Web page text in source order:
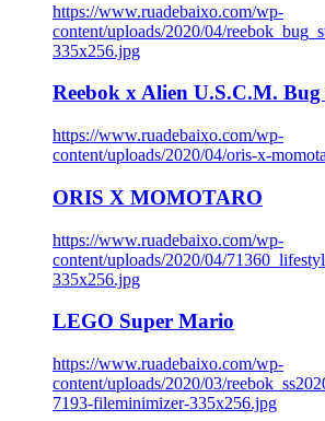
https://www.ruadebaixo.com/wp-
content/uploads/2020/04/
335x256.jpg
Reebok x Alien U.S.C.M.
https://www.ruadebaixo.com/wp-
content/uploads/2020/04/oris-x-
ORIS X MOMOTARO
https://www.ruadebaixo.com/wp-
content/uploads/2020/04/
335x256.jpg
LEGO Super Mario
https://www.ruadebaixo.com/wp-
content/uploads/2020/03/
7193-fileminimizer-335x256.jpg